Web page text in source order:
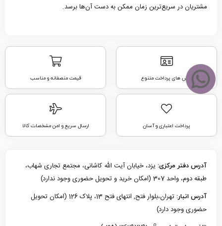
مشتریان در سریع‌ترین زمان ممکن به دست آن‌ها برسد.
روش های پرداخت متنوع قیمت منصفانه و مناسب
پرداخت اعتباری و آسان ارسال سریع و امن مشخصات کالا
آدرس دفتر مرکزی: یزد، خیابان آیت الله کاشانی، مجتمع تجاری شهاب،
طبقه دوم، واحد 307 (امکان خرید و تحویل حضوری وجود ندارد)
آدرس انبار:
تهران،بلوار فتح, انتهای فتح 13، پلاک 126 (امکان تحویل
حضوری وجود دارد)